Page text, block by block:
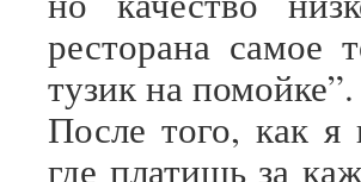
ресторана самое
тузик на помойке”.
После того, как я
где платишь за